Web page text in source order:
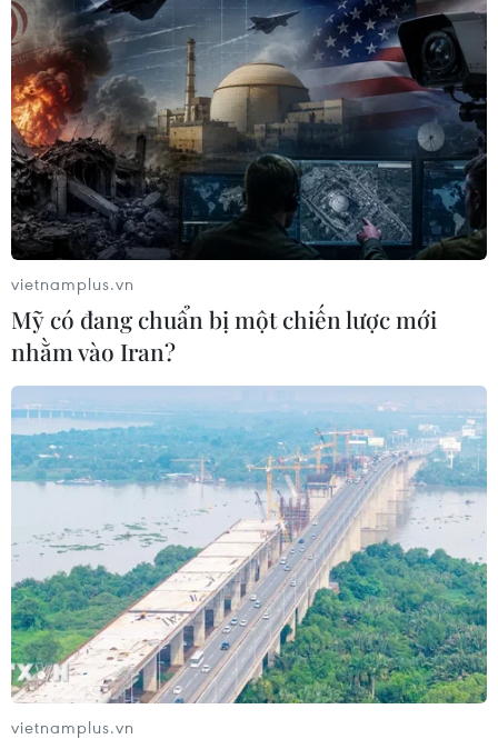
vietnamplus.vn
Mỹ có đang chuẩn bị một chiến lược mới
nhằm vào Iran?
vietnamplus.vn